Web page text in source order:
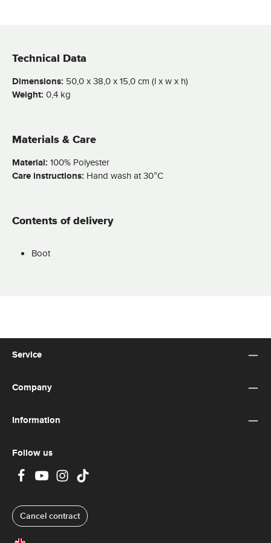
Technical Data
Dimensions: 50,0 x 38,0 x 15,0 cm (l x w x h)
Weight: 0,4 kg
Materials & Care
Material: 100% Polyester
Care instructions: Hand wash at 30°C
Contents of delivery
Boot
Service
Company
Information
Follow us
Cancel contract